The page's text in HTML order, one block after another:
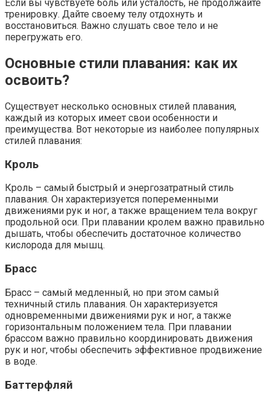
Если вы чувствуете боль или усталость, не продолжайте
тренировку. Дайте своему телу отдохнуть и
восстановиться. Важно слушать свое тело и не
перегружать его.
Основные стили плавания: как их
освоить?
Существует несколько основных стилей плавания,
каждый из которых имеет свои особенности и
преимущества. Вот некоторые из наиболее популярных
стилей плавания:
Кроль
Кроль – самый быстрый и энергозатратный стиль
плавания. Он характеризуется попеременными
движениями рук и ног, а также вращением тела вокруг
продольной оси. При плавании кролем важно правильно
дышать, чтобы обеспечить достаточное количество
кислорода для мышц.
Брасс
Брасс – самый медленный, но при этом самый
техничный стиль плавания. Он характеризуется
одновременными движениями рук и ног, а также
горизонтальным положением тела. При плавании
брассом важно правильно координировать движения
рук и ног, чтобы обеспечить эффективное продвижение
в воде.
Баттерфляй